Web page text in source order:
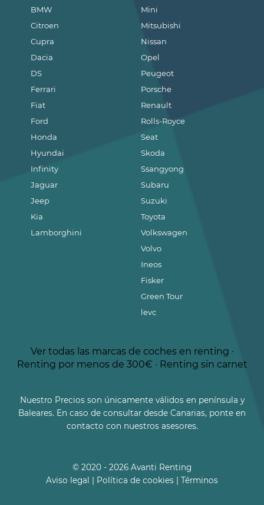
BMW
Citroen
Cupra
Dacia
DS
Ferrari
Fiat
Ford
Honda
Hyundai
Infinity
Jaguar
Jeep
Kia
Lamborghini
Mini
Mitsubishi
Nissan
Opel
Peugeot
Porsche
Renault
Rolls-Royce
Seat
Skoda
Ssangyong
Subaru
Suzuki
Toyota
Volkswagen
Volvo
Ineos
Fisker
Green Tour
levc
Ver todas las marcas de coches en renting ·
Renting por menos de 300€ · Renting sin carnet
Nuestro Precios son únicamente válidos en península y
Baleares. En caso de consultar desde Canarias, ponte en
contacto con nuestros asesores.
© 2020 - 2026 Avanti Renting
Aviso legal
Política de cookies Términos